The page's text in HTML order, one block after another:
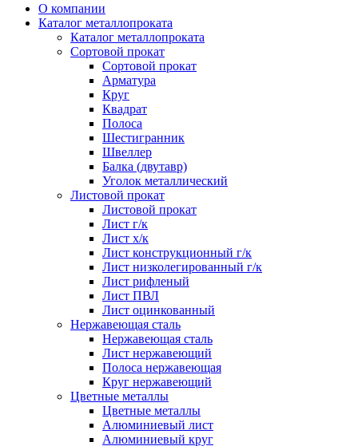
О компании
Каталог металлопроката
Каталог металлопроката
Сортовой прокат
Сортовой прокат
Арматура
Круг
Квадрат
Полоса
Шестигранник
Швеллер
Балка (двутавр)
Уголок металлический
Листовой прокат
Листовой прокат
Лист г/к
Лист х/к
Лист конструкционный г/к
Лист низколегированный г/к
Лист рифленый
Лист ПВЛ
Лист оцинкованный
Нержавеющая сталь
Нержавеющая сталь
Лист нержавеющий
Полоса нержавеющая
Круг нержавеющий
Цветные металлы
Цветные металлы
Алюминиевый лист
Алюминиевый круг